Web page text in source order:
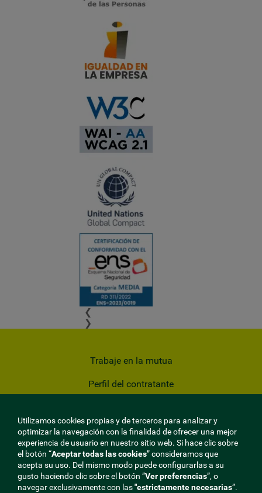
❮
❯
Trabaje en la mutua
Perfil del contratante
Cookies
Aviso Legal
Mapa del sitio
Utilizamos cookies propias y de terceros para analizar y
optimizar la navegación con la finalidad de ofrecer una mejor
experiencia de usuario en nuestro sitio web. Si hace clic sobre
el botón “Aceptar todas las cookies” consideramos que
acepta su uso. Del mismo modo puede configurarlas a su
gusto haciendo clic sobre el botón ”Ver preferencias”, o
navegar exclusivamente con las"estrictamentenecesarias”.